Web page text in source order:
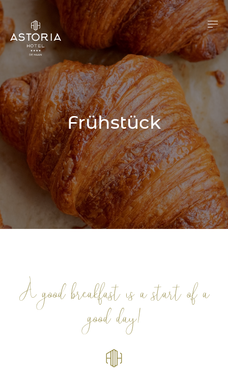
Frühstück
A good breakfast is a start of a
good day!